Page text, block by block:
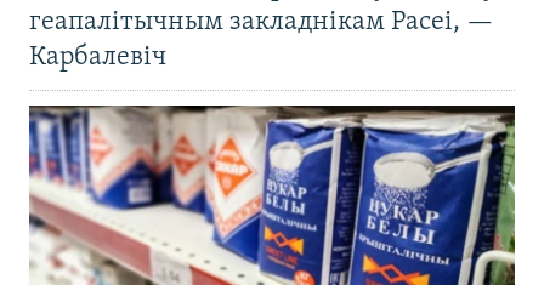
геапалітычным закладнікам Расеі, —
Карбалевіч